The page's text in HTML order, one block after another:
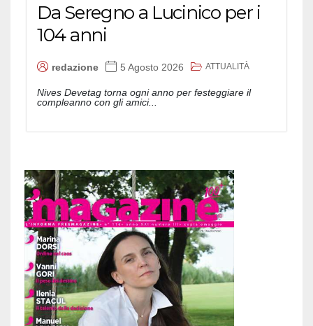
Da Seregno a Lucinico per i
104 anni
redazione 5 Agosto 2026 ATTUALITÀ
Nives Devetag torna ogni anno per festeggiare il
compleanno con gli amici...